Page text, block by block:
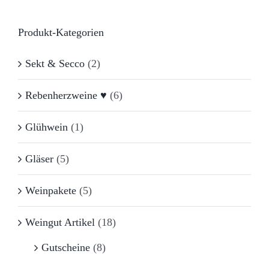
Produkt-Kategorien
Sekt & Secco (2)
Rebenherzweine ♥ (6)
Glühwein (1)
Gläser (5)
Weinpakete (5)
Weingut Artikel (18)
Gutscheine (8)